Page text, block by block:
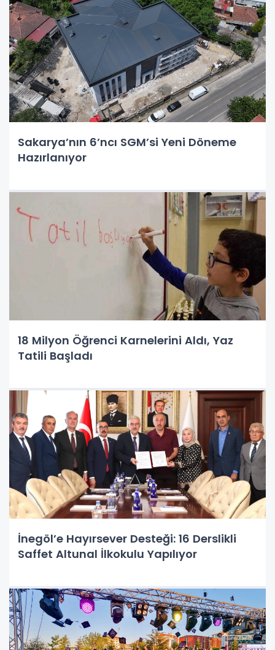
Sakarya’nın 6’ncı SGM’si Yeni Döneme
Hazırlanıyor
18 Milyon Öğrenci Karnelerini Aldı, Yaz
Tatili Başladı
İnegöl’e Hayırsever Desteği: 16 Derslikli
Saffet Altunal İlkokulu Yapılıyor